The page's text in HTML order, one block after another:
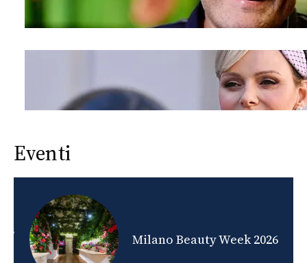
Eventi
Milano Beauty Week 2026